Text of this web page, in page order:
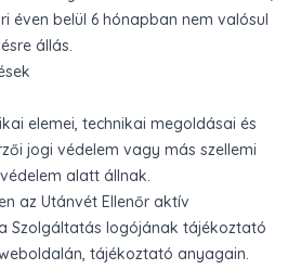
éven belül 6 hónapban nem valósul
állás.
elemei, technikai megoldásai és
jogi védelem vagy más szellemi
alatt állnak.
az Utánvét Ellenőr aktív
Szolgáltatás logójának tájékoztató
tájékoztató anyagain.